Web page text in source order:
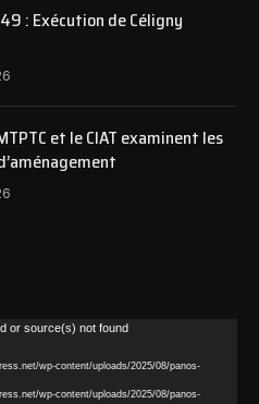
: Exécution de Céligny
et le CIAT examinent les
or source(s) not found
wp-content/uploads/2025/08/panos-
wp-content/uploads/2025/08/panos-